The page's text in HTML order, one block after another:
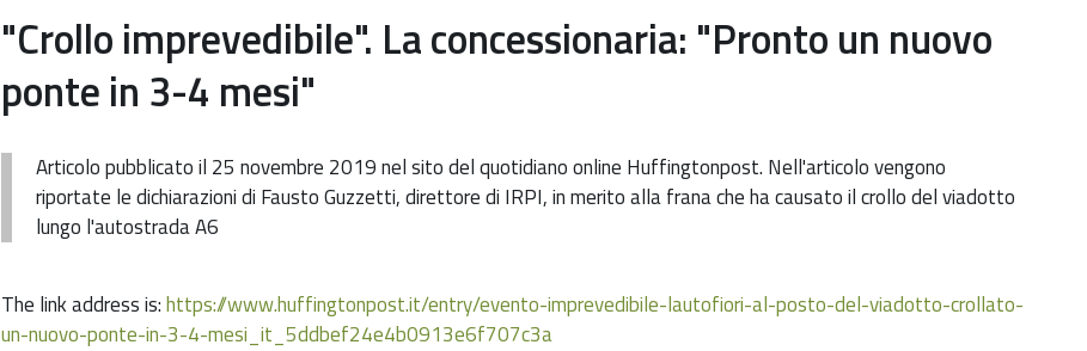
"Crollo imprevedibile". La concessionaria: "Pronto un nuovo
ponte in 3-4 mesi"
Articolo pubblicato il 25 novembre 2019 nel sito del quotidiano online Huffingtonpost. Nell'articolo vengono
riportate le dichiarazioni di Fausto Guzzetti, direttore di IRPI, in merito alla frana che ha causato il crollo del viadotto
lungo l'autostrada A6
The link address is: https://www.huffingtonpost.it/entry/evento-imprevedibile-lautofiori-al-posto-del-viadotto-crollato-
un-nuovo-ponte-in-3-4-mesi_it_5ddbef24e4b0913e6f707c3a